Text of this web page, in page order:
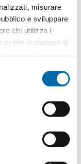
misurare
e sviluppare
chi utilizza i
scelte in materia di
in qualsiasi
o facendo clic
di qualche
Pisa